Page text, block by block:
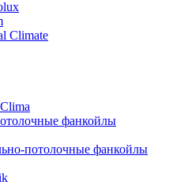
Climate
фанкойлы
потолочные фанкойлы